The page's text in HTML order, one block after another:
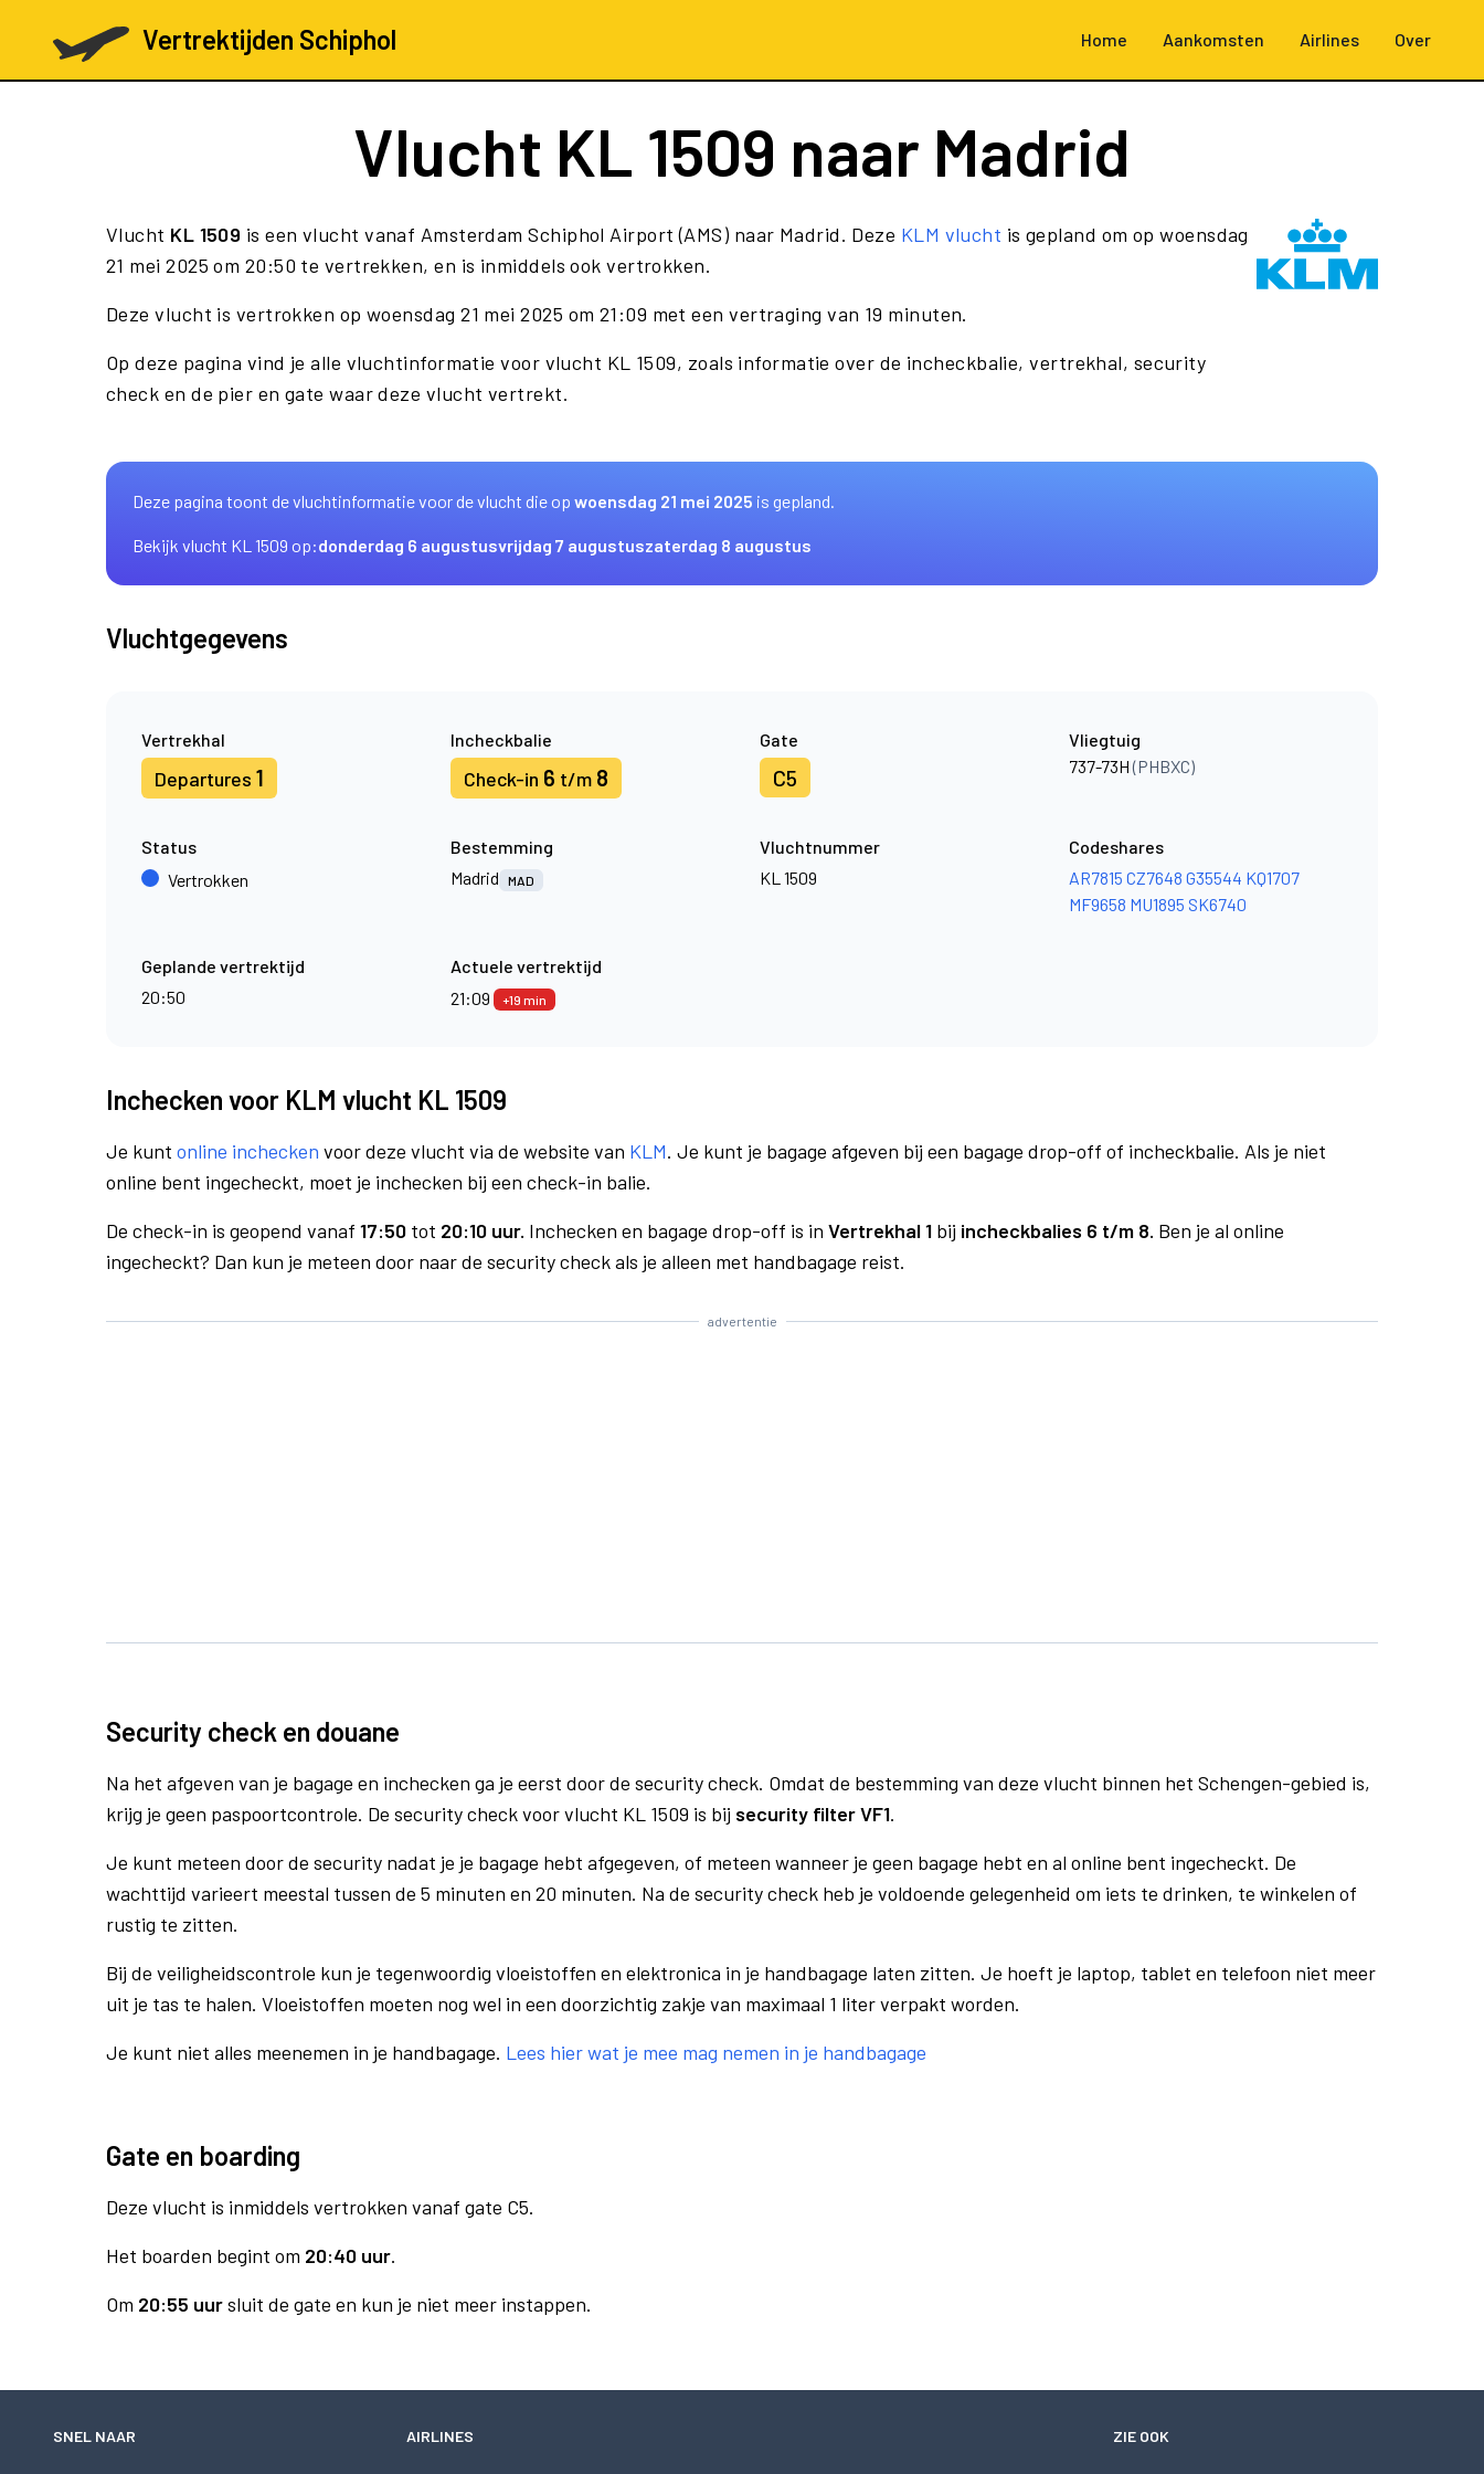
Vertrektijden Schiphol Home Aankomsten Airlines Over
Vlucht KL 1509 naar Madrid
Vlucht KL 1509 is een vlucht vanaf Amsterdam Schiphol Airport (AMS) naar Madrid. Deze KLM vlucht is gepland om op woensdag
21 mei 2025 om 20:50 te vertrekken, en is inmiddels ook vertrokken.
Deze vlucht is vertrokken op woensdag 21 mei 2025 om 21:09 met een vertraging van 19 minuten.
Op deze pagina vind je alle vluchtinformatie voor vlucht KL 1509, zoals informatie over de incheckbalie, vertrekhal, security
check en de pier en gate waar deze vlucht vertrekt.
Deze pagina toont de vluchtinformatie voor de vlucht die op woensdag 21 mei 2025 is gepland.
Bekijk vlucht KL 1509 op:donderdag 6 augustusvrijdag 7 augustuszaterdag 8 augustus
Vluchtgegevens
Vertrekhal
Departures 1
Incheckbalie
Check-in 6 t/m 8
Gate
C5
Vliegtuig
737-73H(PHBXC)
Status
Vertrokken
Bestemming
Madrid
MAD
Vluchtnummer
KL 1509
Codeshares
AR7815 CZ7648 G35544 KQ1707
MF9658 MU1895 SK6740
Geplande vertrektijd
20:50
Actuele vertrektijd
21:09
+19 min
Inchecken voor KLM vlucht KL 1509
Je kunt online inchecken voor deze vlucht via de website van KLM. Je kunt je bagage afgeven bij een bagage drop-off of incheckbalie. Als je niet
online bent ingecheckt, moet je inchecken bij een check-in balie.
De check-in is geopend vanaf 17:50 tot 20:10 uur. Inchecken en bagage drop-off is in Vertrekhal 1 bij incheckbalies 6 t/m 8. Ben je al online
ingecheckt? Dan kun je meteen door naar de security check als je alleen met handbagage reist.
advertentie
Security check en douane
Na het afgeven van je bagage en inchecken ga je eerst door de security check. Omdat de bestemming van deze vlucht binnen het Schengen-gebied is,
krijg je geen paspoortcontrole. De security check voor vlucht KL 1509 is bij security filter VF1.
Je kunt meteen door de security nadat je je bagage hebt afgegeven, of meteen wanneer je geen bagage hebt en al online bent ingecheckt. De
wachttijd varieert meestal tussen de 5 minuten en 20 minuten. Na de security check heb je voldoende gelegenheid om iets te drinken, te winkelen of
rustig te zitten.
Bij de veiligheidscontrole kun je tegenwoordig vloeistoffen en elektronica in je handbagage laten zitten. Je hoeft je laptop, tablet en telefoon niet meer
uit je tas te halen. Vloeistoffen moeten nog wel in een doorzichtig zakje van maximaal 1 liter verpakt worden.
Je kunt niet alles meenemen in je handbagage. Lees hier wat je mee mag nemen in je handbagage
Gate en boarding
Deze vlucht is inmiddels vertrokken vanaf gate C5.
Het boarden begint om 20:40 uur.
Om 20:55 uursluit de gate en kun je niet meer instappen.
SNEL NAAR AIRLINES ZIE OOK